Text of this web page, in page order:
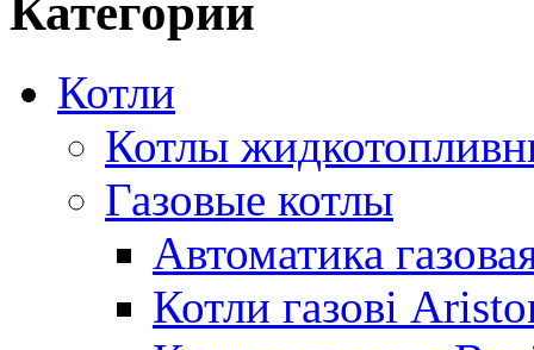
Категории
Котли
Котлы
Газовые котлы
Автоматика
Котли газові